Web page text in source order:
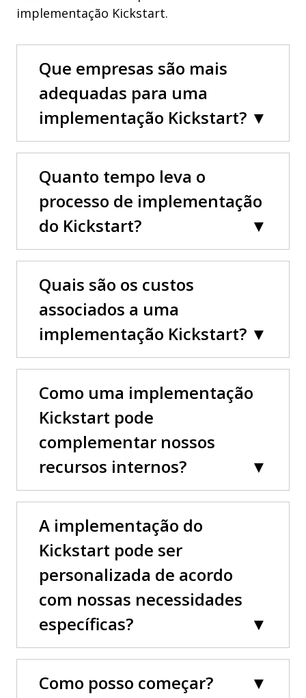
implementação Kickstart.
Que empresas são mais
adequadas para uma
implementação Kickstart?
Quanto tempo leva o
processo de implementação
do Kickstart?
Quais são os custos
associados a uma
implementação Kickstart?
Como uma implementação
Kickstart pode
complementar nossos
recursos internos?
A implementação do
Kickstart pode ser
personalizada de acordo
com nossas necessidades
específicas?
Como posso começar?